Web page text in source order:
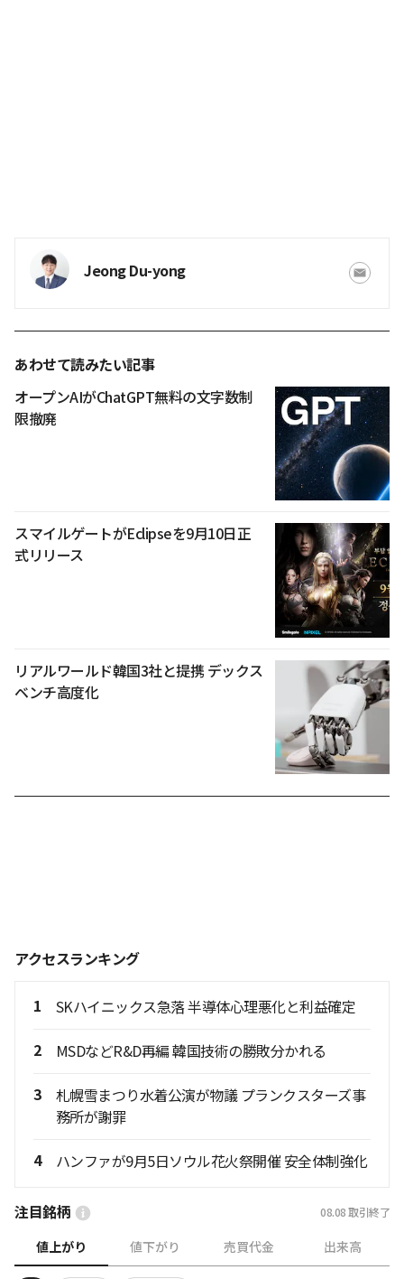
Jeong Du-yong
あわせて読みたい記事
オープンAIがChatGPT無料の文字数制
限撤廃
スマイルゲートがEclipseを9月10日正
式リリース
リアルワールド韓国3社と提携 デックス
ベンチ高度化
アクセスランキング
1 SKハイニックス急落 半導体心理悪化と利益確定
2 MSDなどR&D再編 韓国技術の勝敗分かれる
3
札幌雪まつり水着公演が物議 プランクスターズ事
務所が謝罪
4 ハンファが9月5日ソウル花火祭開催 安全体制強化
注目銘柄 08.08 取引終了
値上がり 値下がり 売買代金 出来高